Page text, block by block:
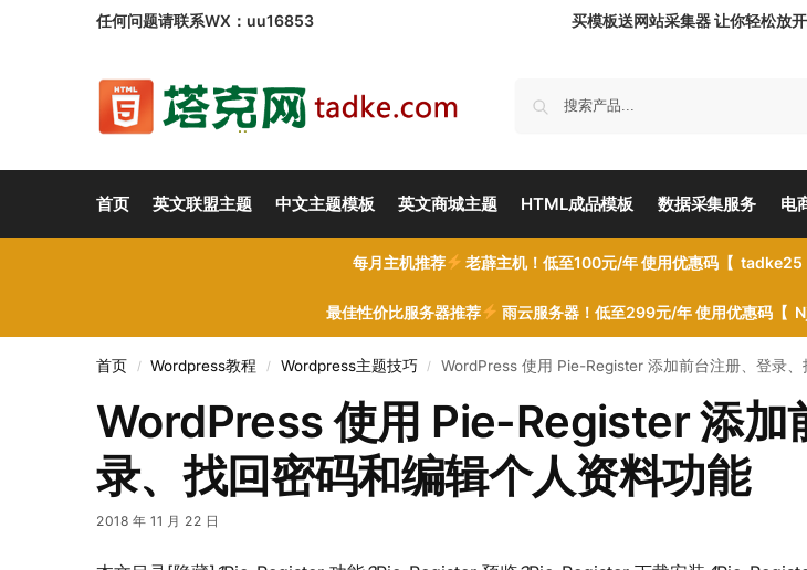
任何问题请联系WX：uu16853 买模板送网站采集器 让你轻松放
首页 英文联盟主题 中文主题模板 英文商城主题 HTML成品模板 数据采集服务 电
每月主机推荐 老薜主机！低至100元/年 使用优惠码【
最佳性价比服务器推荐 雨云服务器！低至299元/年 使用优惠码【
首页 / Wordpress教程 / Wordpress主题技巧 / WordPress 使用 Pie-Register 添加前台注册、登录
WordPress 使用 Pie-Register 添加
录、找回密码和编辑个人资料功能
2018 年 11 月 22 日